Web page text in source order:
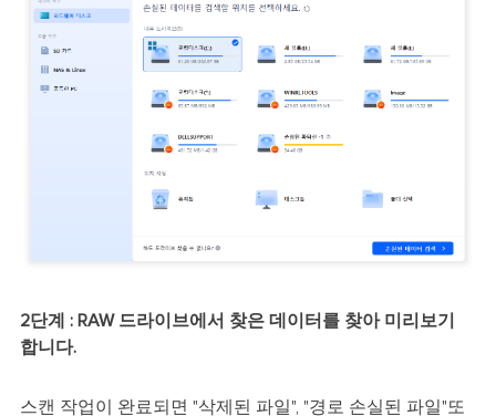
2단계 : RAW 드라이브에서 찾은 데이터를 찾아 미리보기
합니다.
스캔 작업이 완료되면 "삭제된 파일", "경로 손실된 파일"또